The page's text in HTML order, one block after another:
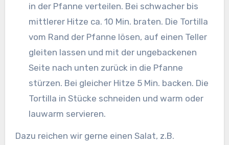
in der Pfanne verteilen. Bei schwacher bis
mittlerer Hitze ca. 10 Min. braten. Die Tortilla
vom Rand der Pfanne lösen, auf einen Teller
gleiten lassen und mit der ungebackenen
Seite nach unten zurück in die Pfanne
stürzen. Bei gleicher Hitze 5 Min. backen. Die
Tortilla in Stücke schneiden und warm oder
lauwarm servieren.
Dazu reichen wir gerne einen Salat, z.B.